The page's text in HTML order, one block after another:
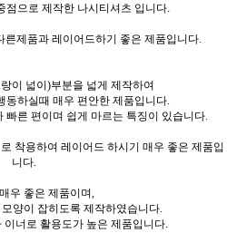
점으로 제작한 나시티셔츠 입니다.
제품과 레이어드하기 좋은 제품입니다.
이 넓이)부분을 넓게 제작하여
동하실때 매우 편안한 제품입니다.
른 편이며 쉽게 마르는 특징이 있습니다.
착용하여 레이어드 하시기 매우 좋은 제품입
니다.
우 좋은 제품이며,
양이 잡히도록 제작하였습니다.
너로 활용도가 높은 제품입니다.